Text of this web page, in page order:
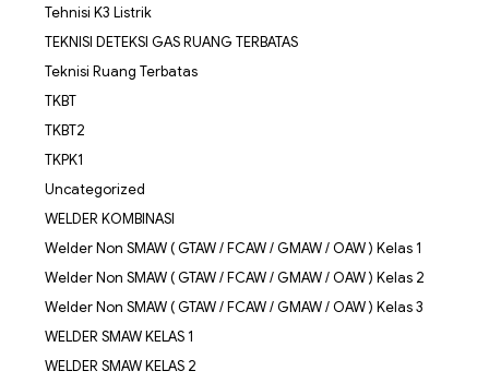
Tehnisi K3 Listrik
TEKNISI DETEKSI GAS RUANG TERBATAS
Teknisi Ruang Terbatas
TKBT
TKBT2
TKPK1
Uncategorized
WELDER KOMBINASI
Welder Non SMAW ( GTAW / FCAW / GMAW / OAW ) Kelas 1
Welder Non SMAW ( GTAW / FCAW / GMAW / OAW ) Kelas 2
Welder Non SMAW ( GTAW / FCAW / GMAW / OAW ) Kelas 3
WELDER SMAW KELAS 1
WELDER SMAW KELAS 2